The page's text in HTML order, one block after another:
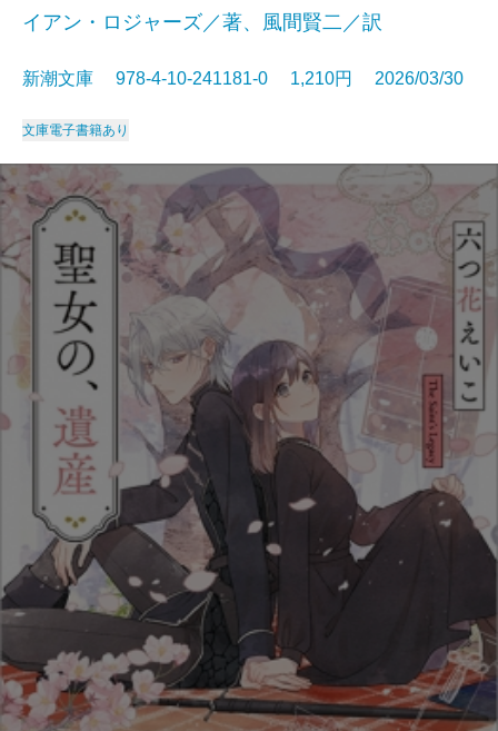
イアン・ロジャーズ／著、風間賢二／訳
新潮文庫 978-4-10-241181-0 1,210円 2026/03/30
文庫電子書籍あり